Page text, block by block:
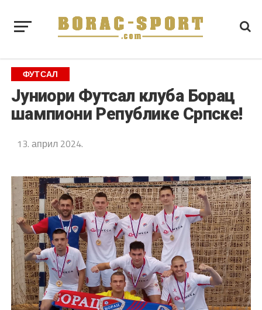
ФУТСАЛ
Јуниори Футсал клуба Борац
шампиони Републике Српске!
13. април 2024.